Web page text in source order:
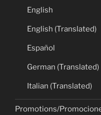
English
English (Translated)
Español
German (Translated)
Italian (Translated)
Promotions/